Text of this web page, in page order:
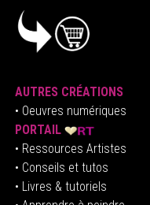
AUTRES CRÉATIONS
• Oeuvres numériques
PORTAIL
• Ressources Artistes
• Conseils et tutos
• Livres & tutoriels